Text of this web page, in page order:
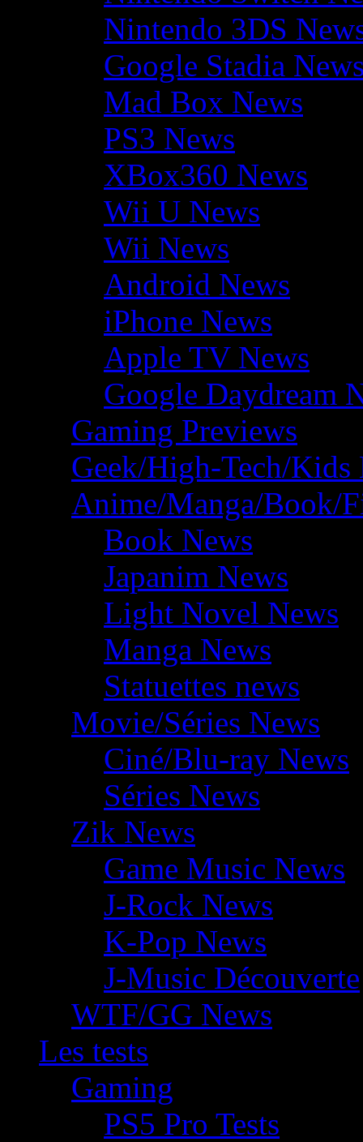
Nintendo 3DS
Google Stadia
Mad Box News
PS3 News
XBox360 News
Wii U News
Wii News
Android News
iPhone News
Apple TV News
Google Daydream
Gaming Previews
Geek/High-Tech/Kids
Anime/Manga/Book/
Book News
Japanim News
Light Novel News
Manga News
Statuettes news
Movie/Séries News
Ciné/Blu-ray News
Séries News
Zik News
Game Music News
J-Rock News
K-Pop News
J-Music Découverte
WTF/GG News
Les tests
Gaming
PS5 Pro Tests